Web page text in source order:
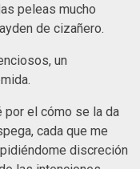
peleas mucho
de cizañero.
un
por el cómo se la da
cada que me
discreción